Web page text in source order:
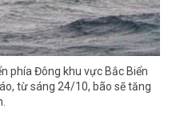
phía Đông khu vực Bắc Biển
từ sáng 24/10, bão sẽ tăng